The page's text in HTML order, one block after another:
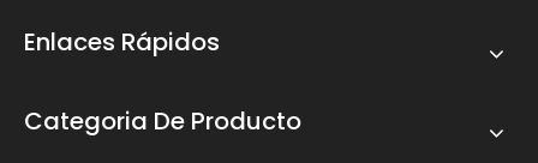
Enlaces Rápidos
Categoria De Producto